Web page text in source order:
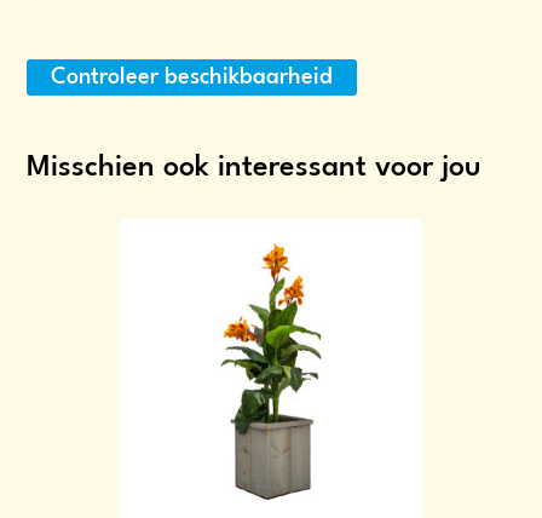
Controleer beschikbaarheid
Misschien ook interessant voor jou